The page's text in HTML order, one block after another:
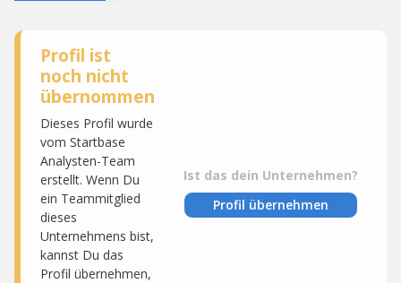
Profil ist
noch nicht
übernommen
Dieses Profil wurde
vom Startbase
Analysten-Team
erstellt. Wenn Du
ein Teammitglied
dieses
Unternehmens bist,
kannst Du das
Profil übernehmen,
Ist das dein Unternehmen?
Profil übernehmen